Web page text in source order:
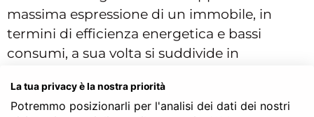
massima espressione di un immobile, in
termini di efficienza energetica e bassi
consumi, a sua volta si suddivide in
alla A4. Pertanto esistono anche delle fasce
intermedie ravvisabili nelle classi B, C, D, E, F.
La tua privacy è la nostra priorità
Potremmo posizionarli per l'analisi dei dati dei nostri